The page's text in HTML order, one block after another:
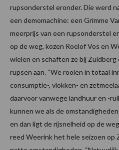
rupsonderstel eronder. Die werd
een demomachine: een Grimme
meerprijs van een rupsonderstel
op de weg, kozen Roelof Vos en
wielen en schaften ze bij
rupsen aan. “We rooien in totaal
consumptie-, vlokken- en
daarvoor vanwege landhuur en -
kunnen we als de
en dan ligt de rijsnelheid op de
reed Weerink het hele seizoen op